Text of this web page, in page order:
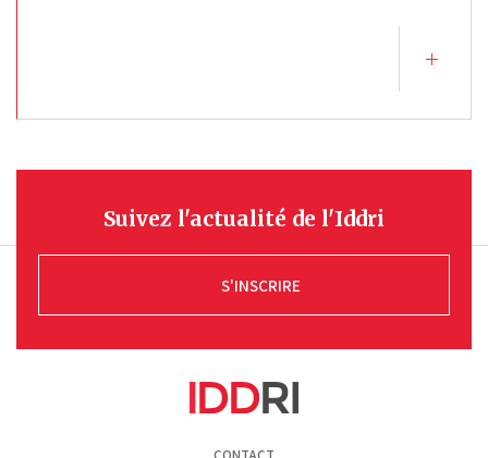
Suivez l'actualité de l'Iddri
S'INSCRIRE